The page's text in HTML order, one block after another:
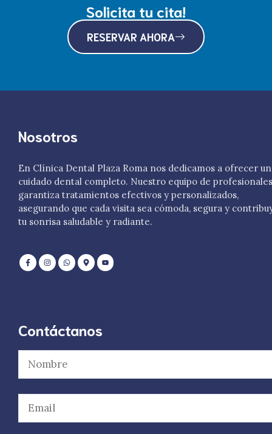
Solicita tu cita!
RESERVAR AHORA
Nosotros
En Clínica Dental Plaza Roma nos dedicamos a ofrecer un
cuidado dental completo. Nuestro equipo de profesionales
garantiza tratamientos efectivos y personalizados,
asegurando que cada visita sea cómoda, segura y
tu sonrisa saludable y radiante.
Contáctanos